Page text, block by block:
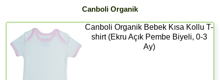
Canboli Organik
Canboli Organik Bebek Kısa Kollu T-
shirt (Ekru Açık Pembe Biyeli, 0-3
Ay)